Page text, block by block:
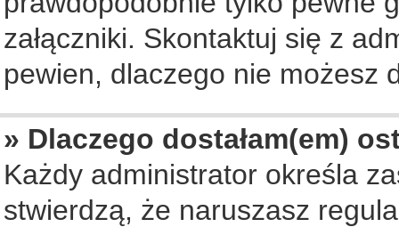
załączniki. Skontaktuj się z
pewien, dlaczego nie możesz
» Dlaczego dostałam(em)
Każdy administrator określa
stwierdzą, że naruszasz